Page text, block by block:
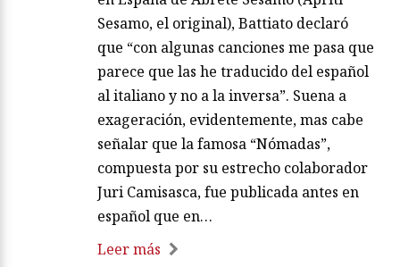
Sesamo, el original), Battiato declaró
que “con algunas canciones me pasa que
parece que las he traducido del español
al italiano y no a la inversa”. Suena a
exageración, evidentemente, mas cabe
señalar que la famosa “Nómadas”,
compuesta por su estrecho colaborador
Juri Camisasca, fue publicada antes en
español que en…
Leer más